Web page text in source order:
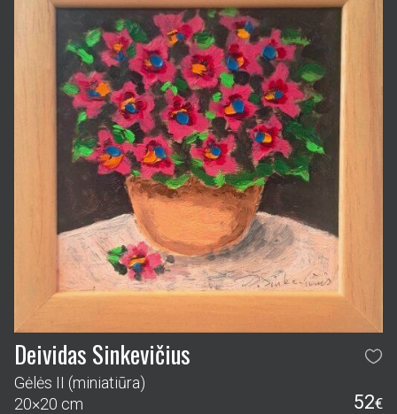
Deividas Sinkevičius
Gėlės II (miniatiūra)
20×20 cm
52€